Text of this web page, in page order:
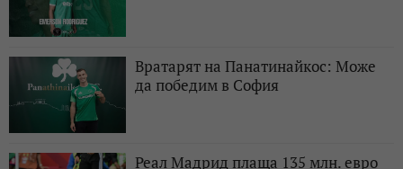
Вратарят на Панатинайкос: Може
да победим в София
Реал Мадрид плаща 135 млн. евро